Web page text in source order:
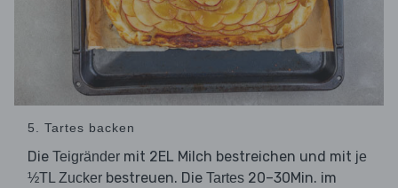
5. Tartes backen
Die Teigränder mit 2EL Milch bestreichen und mit je
½TL Zucker bestreuen. Die Tartes 20–30Min. im